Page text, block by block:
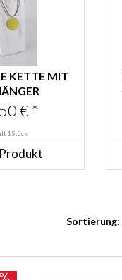
KETTE MIT
€ *
1 Stück
Sortierung: